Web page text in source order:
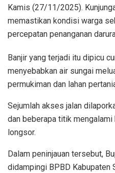
Kamis (27/11/2025).
memastikan kondisi warga
percepatan penanganan
Banjir yang terjadi itu dipicu
menyebabkan air sungai
permukiman dan lahan
Sejumlah akses jalan
dan beberapa titik
longsor.
Dalam peninjauan tersebut,
didampingi BPBD Kabupaten